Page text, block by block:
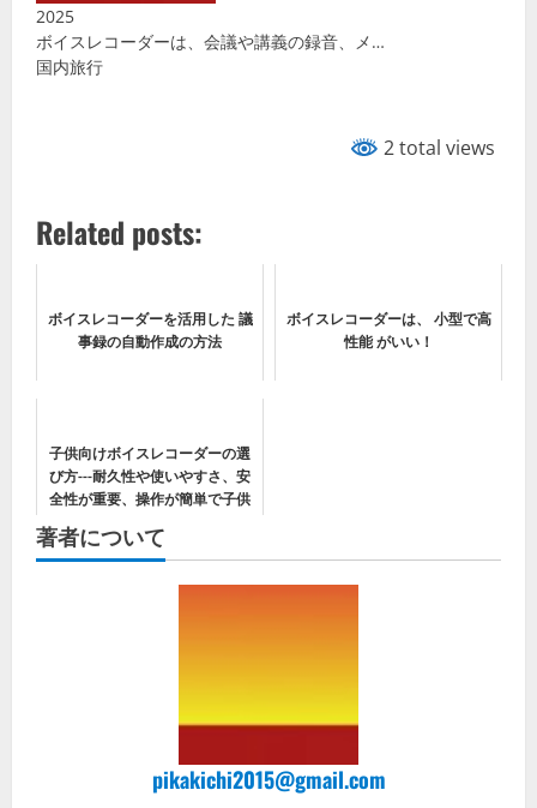
2025
ボイスレコーダーは、会議や講義の録音、メ…
国内旅行
2 total views
Related posts:
ボイスレコーダーを活用した 議
事録の自動作成の方法
ボイスレコーダーは、 小型で高
性能 がいい！
子供向けボイスレコーダーの選
び方---耐久性や使いやすさ、安
全性が重要、操作が簡単で子供
撃性がある製品
著者について
pikakichi2015@gmail.com